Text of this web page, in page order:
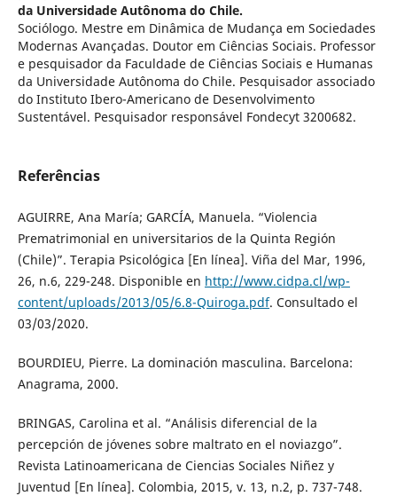
da Universidade Autônoma do Chile.
Sociólogo. Mestre em Dinâmica de Mudança em Sociedades
Modernas Avançadas. Doutor em Ciências Sociais. Professor
e pesquisador da Faculdade de Ciências Sociais e Humanas
da Universidade Autônoma do Chile. Pesquisador associado
do Instituto Ibero-Americano de Desenvolvimento
Sustentável. Pesquisador responsável Fondecyt 3200682.
Referências
AGUIRRE, Ana María; GARCÍA, Manuela. “Violencia
Prematrimonial en universitarios de la Quinta Región
(Chile)”. Terapia Psicológica [En línea]. Viña del Mar, 1996,
26, n.6, 229-248. Disponible en http://www.cidpa.cl/wp-
content/uploads/2013/05/6.8-Quiroga.pdf. Consultado el
03/03/2020.
BOURDIEU, Pierre. La dominación masculina. Barcelona:
Anagrama, 2000.
BRINGAS, Carolina et al. “Análisis diferencial de la
percepción de jóvenes sobre maltrato en el noviazgo”.
Revista Latinoamericana de Ciencias Sociales Niñez y
Juventud [En línea]. Colombia, 2015, v. 13, n.2, p. 737-748.